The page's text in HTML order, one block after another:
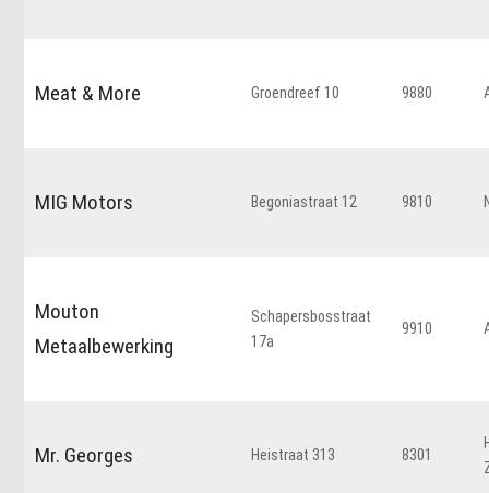
Meat & More Groendreef 10 9880
MIG Motors Begoniastraat 12 9810
Mouton
Metaalbewerking
Schapersbosstraat
17a
9910
Mr. Georges Heistraat 313 8301